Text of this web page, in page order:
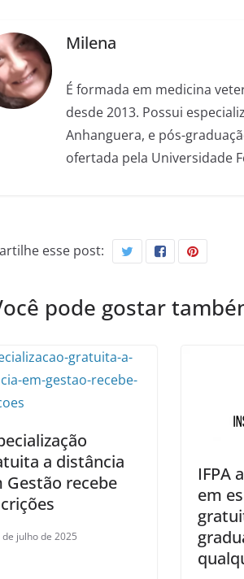
Milena
É formada em medicina
desde 2013. Possui
Anhanguera, e pós-
ofertada pela Universidade
esse post:
pode gostar
a distância
Gestão recebe
de julho de 2025
IFPA
em